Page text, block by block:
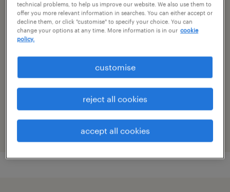
contact
frederik brusgaard
frederik.brusgaard@randstad.dk
reference number
14048
technical problems, to help us improve our website. We also use them to
offer you more relevant information in searches. You can either accept or
decline them, or click "customise" to specify your choice. You can
change your options at any time. More information is in our cookie
policy.
customise
reject all cookies
accept all cookies